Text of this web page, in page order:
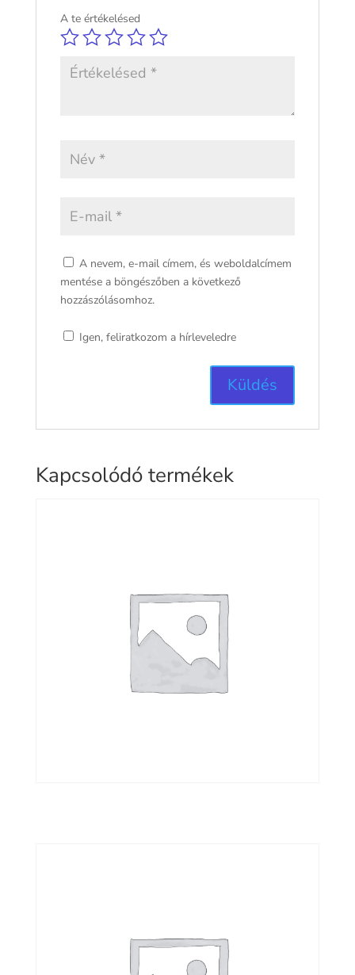
A te értékelésed
A nevem, e-mail címem, és weboldalcímem
mentése a böngészőben a következő
hozzászólásomhoz.
Igen, feliratkozom a hírleveledre
Kapcsolódó termékek